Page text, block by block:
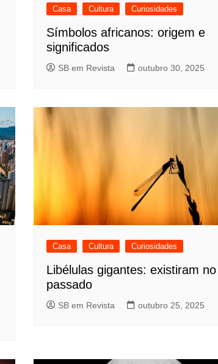
Casa Cultura Curiosidades
Símbolos africanos: origem e
significados
SB em Revista outubro 30, 2025
Casa Cultura Curiosidades
Libélulas gigantes: existiram no
passado
SB em Revista outubro 25, 2025